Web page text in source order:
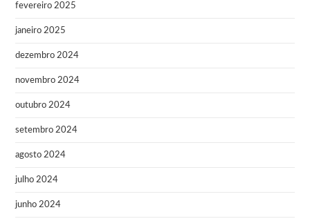
fevereiro 2025
janeiro 2025
dezembro 2024
novembro 2024
outubro 2024
setembro 2024
agosto 2024
julho 2024
junho 2024